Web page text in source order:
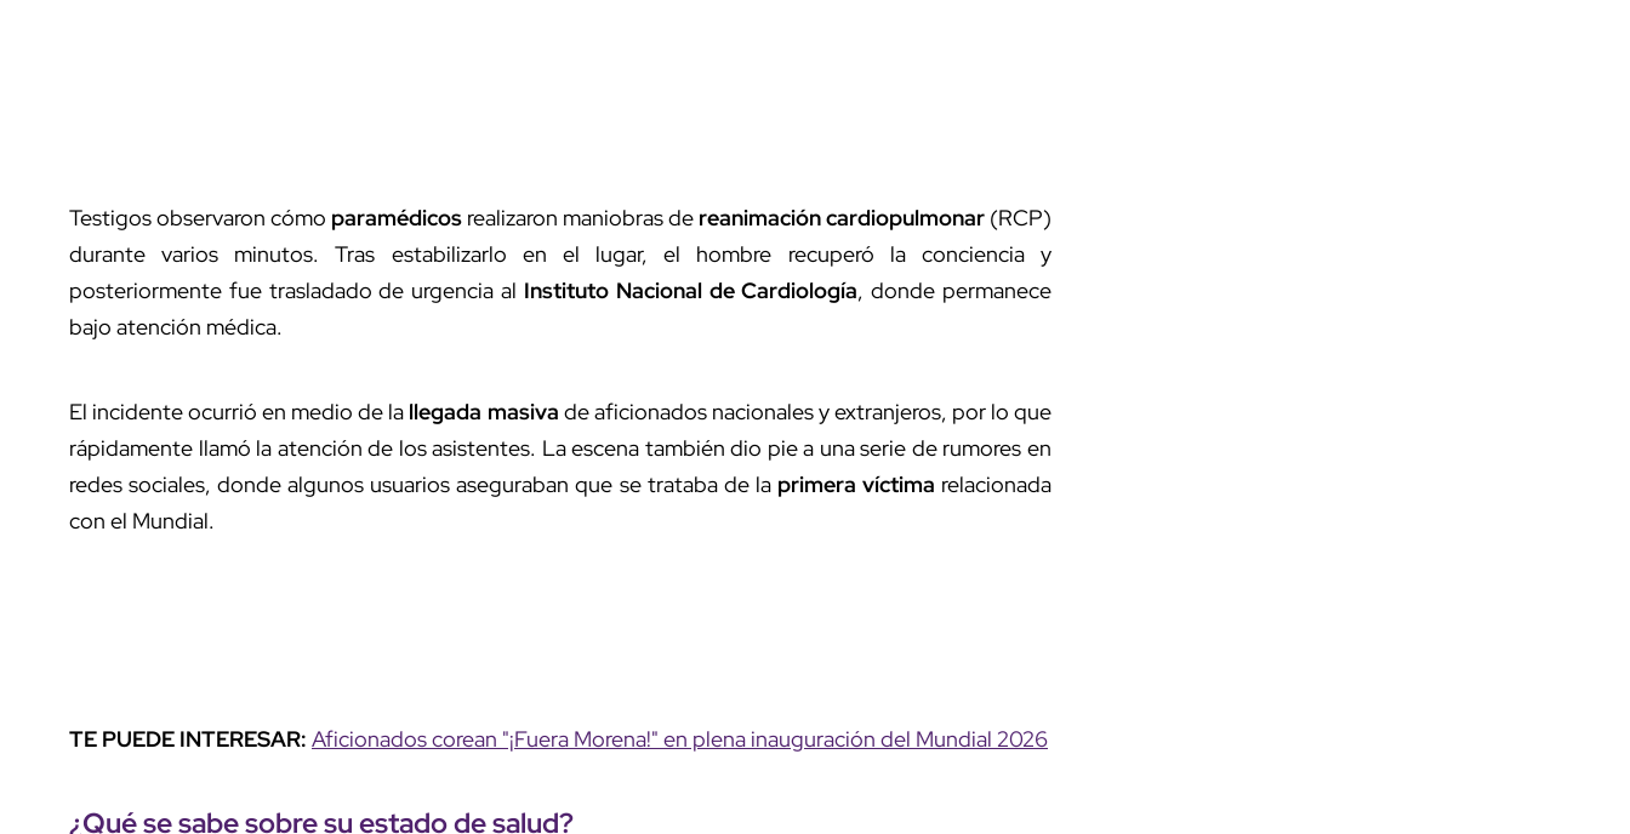
Testigos observaron cómo paramédicos realizaron maniobras de reanimación cardiopulmonar (RCP)
durante varios minutos. Tras estabilizarlo en el lugar, el hombre recuperó la conciencia y
posteriormente fue trasladado de urgencia al Instituto Nacional de Cardiología, donde permanece
bajo atención médica.
El incidente ocurrió en medio de la llegada masiva de aficionados nacionales y extranjeros, por lo que
rápidamente llamó la atención de los asistentes. La escena también dio pie a una serie de rumores en
redes sociales, donde algunos usuarios aseguraban que se trataba de la primera víctima relacionada
con el Mundial.
TE PUEDE INTERESAR: Aficionados corean "¡Fuera Morena!" en plena inauguración del Mundial 2026
¿Qué se sabe sobre suestado de salud?